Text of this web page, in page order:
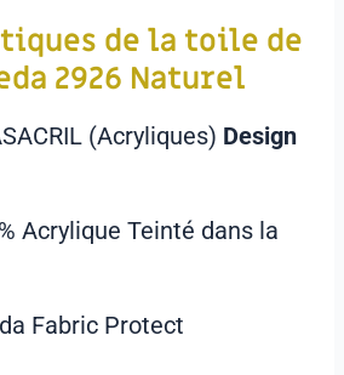
de la toile de
2926 Naturel
(Acryliques) Design
Acrylique Teinté dans la
Fabric Protect